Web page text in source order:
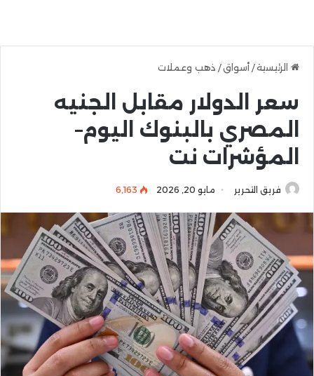
الرئيسية/ أسواق/ ذهب وعملات
سعر الدولار مقابل الجنيه
المصري بالبنوك اليوم–
المؤشرات نت
فريق التحرير مايو 20, 2026 6٬163